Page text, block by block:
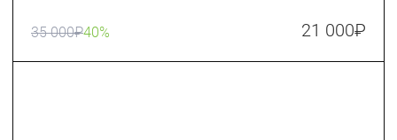
35 000₽40% 21 000₽